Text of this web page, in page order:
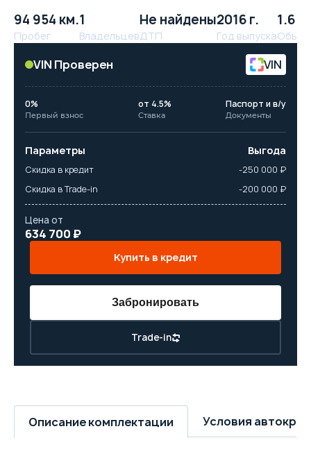
94 954 км.
Пробег
1
Владельцев
Не найдены
ДТП
2016 г.
Год выпуска
1.6 л.
Объём
VIN Проверен VIN
0%
Первый взнос
от 4.5%
Ставка
Паспорт и в/у
Документы
Параметры Выгода
Скидка в кредит
-250 000 ₽
Скидка в Trade-in
-200 000 ₽
Цена от
634 700 ₽
Купить в кредит
Trade-in
Забронировать
Описание комплектации Условия